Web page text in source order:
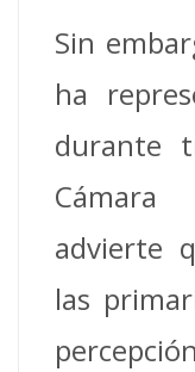
Sin
ha
durante
Cámara
advierte
las